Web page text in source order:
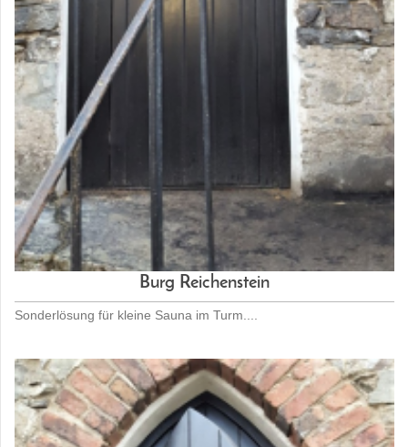
Burg Reichenstein
Sonderlösung für kleine Sauna im Turm....